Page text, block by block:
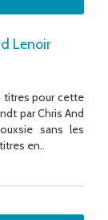
Lenoir
titres pour cette
par Chris And
sans les
en..